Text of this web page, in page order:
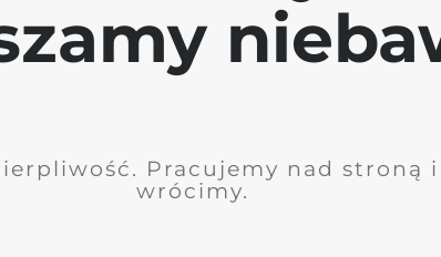
Pracujemy nad stroną
wrócimy.